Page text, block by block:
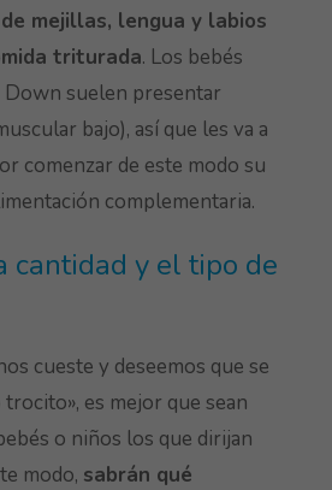
mejillas, lengua y labios
triturada. Los bebés
Down suelen presentar
bajo), así que les va a
comenzar de este modo su
complementaria.
cantidad y el tipo de
cueste y deseemos que se
es mejor que sean
o niños los que dirijan
modo, sabrán qué